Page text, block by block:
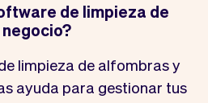
de limpieza de
limpieza de alfombras y
ayuda para gestionar tus